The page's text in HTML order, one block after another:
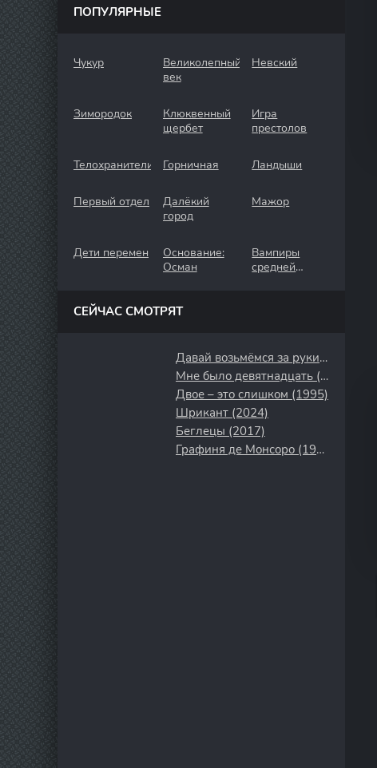
ПОПУЛЯРНЫЕ
Чукур
Великолепный
век
Невский
Зимородок
Клюквенный
щербет
Игра
престолов
Телохранители Горничная Ландыши
Первый отдел
Далёкий
город
Мажор
Дети перемен
Основание:
Осман
Вампиры
средней
СЕЙЧАС СМОТРЯТ
Давай возьмёмся за руки и будем смотреть на закат (2018)
Мне было девятнадцать (1967)
Двое – это слишком (1995)
Шрикант (2024)
Беглецы (2017)
Графиня де Монсоро (1997)